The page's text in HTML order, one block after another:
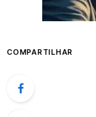
COMPARTILHAR